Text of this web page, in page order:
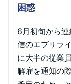
困惑
6月初旬から
信のエブリラ
に大半の従業
解雇を通知の